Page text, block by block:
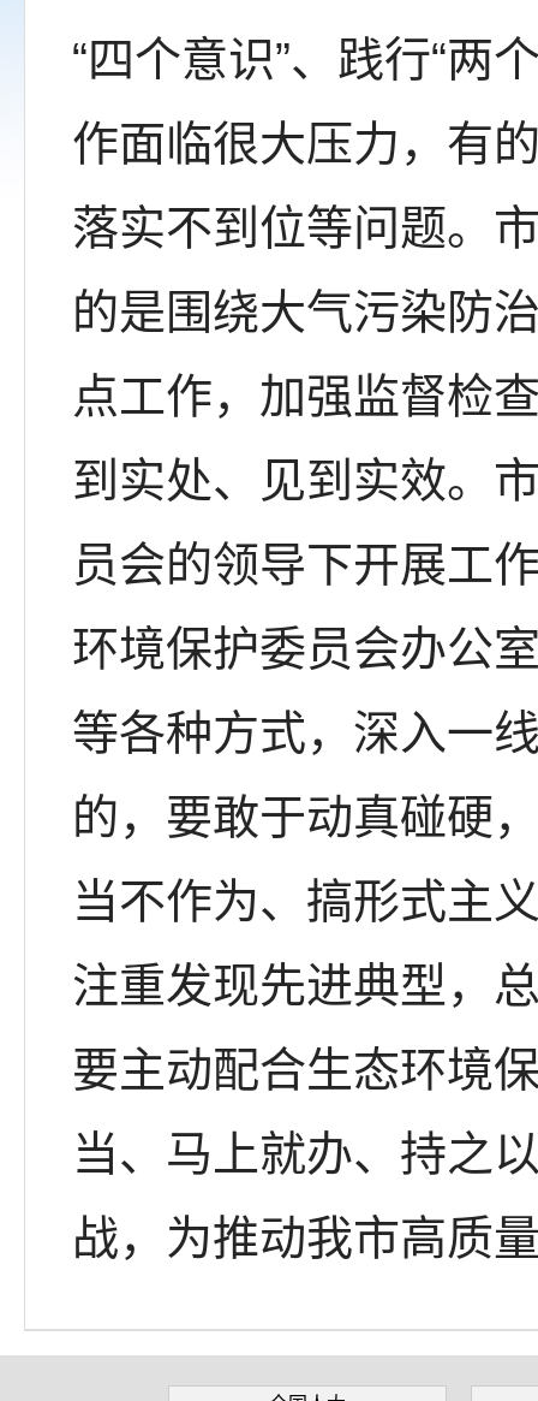
“四个意识”、践行“两
作面临很大压力，有
落实不到位等问题。
的是围绕大气污染防
点工作，加强监督检
到实处、见到实效。
员会的领导下开展工
环境保护委员会办公
等各种方式，深入一
的，要敢于动真碰硬
当不作为、搞形式主
注重发现先进典型，
要主动配合生态环境
当、马上就办、持之
战，为推动我市高质